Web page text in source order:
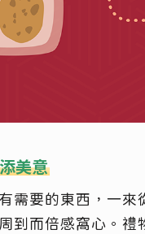
美意​
需要的東西，一來
到而倍感窩心。